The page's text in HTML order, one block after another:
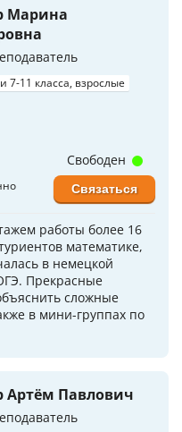
Марина
7-11 класса, взрослые
работы более 16
математике,
в немецкой
Прекрасные
сложные
в мини-группах по
Свободен
Связаться
Артём Павлович